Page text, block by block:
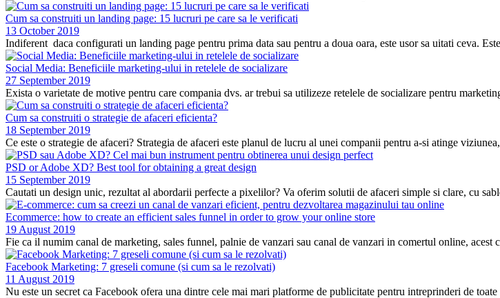
Cum sa construiti un landing page: 15 lucruri pe care sa le verificati
13 October 2019
Indiferent daca configurati un landing page pentru prima data sau pentru a doua oara, este usor sa uitati ceva.
Social Media: Beneficiile marketing-ului in retelele de socializare
27 September 2019
Exista o varietate de motive pentru care compania dvs. ar trebui sa utilizeze retelele de socializare pentru
Cum sa construiti o strategie de afaceri eficienta?
18 September 2019
Ce este o strategie de afaceri? Strategia de afaceri este planul de lucru al unei companii pentru a-si atinge
PSD or Adobe XD? Best tool for obtaining a great design
15 September 2019
Cautati un design unic, rezultat al abordarii perfecte a pixelilor? Va oferim solutii de afaceri simple si clare, cu
Ecommerce: how to create an efficient sales funnel in order to grow your online store
19 August 2019
Fie ca il numim canal de marketing, sales funnel, palnie de vanzari sau canal de vanzari in comertul online,
Facebook Marketing: 7 greseli comune (si cum sa le rezolvati)
11 August 2019
Nu este un secret ca Facebook ofera una dintre cele mai mari platforme de publicitate pentru intreprinderi de